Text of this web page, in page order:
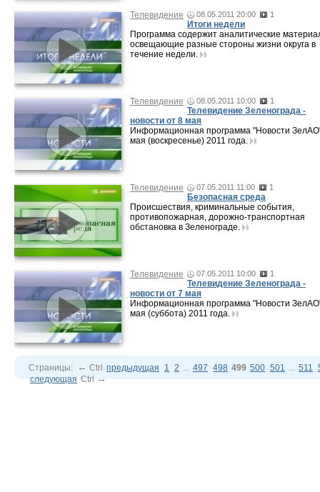
Телевидение 08.05.2011 20:00 1
Итоги недели
Программа содержит аналитические
освещающие разные стороны жизни округа в
течение недели.
Телевидение 08.05.2011 10:00 1
Телевидение Зеленограда -
новости от 8 мая
Информационная программа "Новости
мая (воскресенье) 2011 года.
Телевидение 07.05.2011 11:00 1
Безопасная среда
Происшествия, криминальные события,
противопожарная, дорожно-транспортная
обстановка в Зеленограде.
Телевидение 07.05.2011 10:00 1
Телевидение Зеленограда -
новости от 7 мая
Информационная программа "Новости
мая (суббота) 2011 года.
Страницы: ← Ctrl предыдущая 1 2 ... 497 498 499 500 501 ... 511
следующая Ctrl →